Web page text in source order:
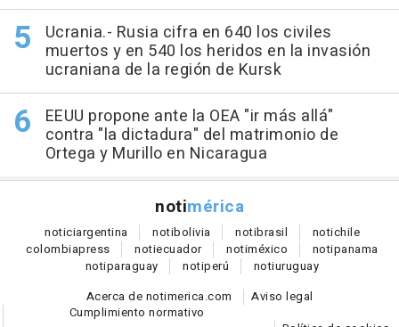
Ucrania.- Rusia cifra en 640 los civiles
muertos y en 540 los heridos en la invasión
ucraniana de la región de Kursk
EEUU propone ante la OEA "ir más allá"
contra "la dictadura" del matrimonio de
Ortega y Murillo en Nicaragua
notimérica
noticiargentina notibolivia notibrasil notichile
colombiapress notiecuador notiméxico notipanama
notiparaguay notiperú notiuruguay
Acerca de notimerica.com
Aviso legal
Cumplimiento normativo